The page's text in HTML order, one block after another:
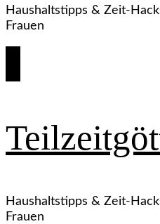
Haushaltstipps &
Frauen
Haushaltstipps &
Frauen